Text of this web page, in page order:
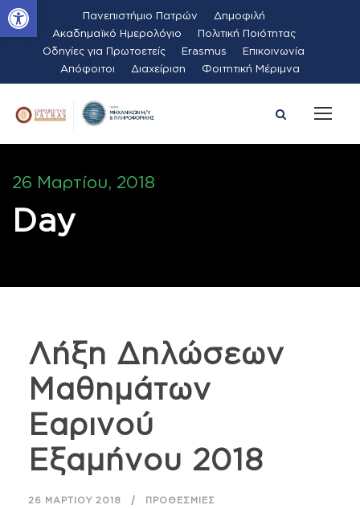
Ανοίξτε τη γραμμή εργαλείων Πανεπιστήμιο Πατρών
Δημοφιλή
Ακαδημαϊκό Ημερολόγιο
Πολιτική Ποιότητας
Οδηγίες για Πρωτοετείς
Erasmus
Επικοινωνία
Απόφοιτοι
Διαχείριση Φοιτητική Μέριμνα
26 Μαρτίου, 2018
Day
Λήξη Δηλώσεων
Μαθημάτων
Εαρινού
Εξαμήνου 2018
26 ΜΑΡΤΊΟΥ 2018 ΠΡΟΘΕΣΜΊΕΣ